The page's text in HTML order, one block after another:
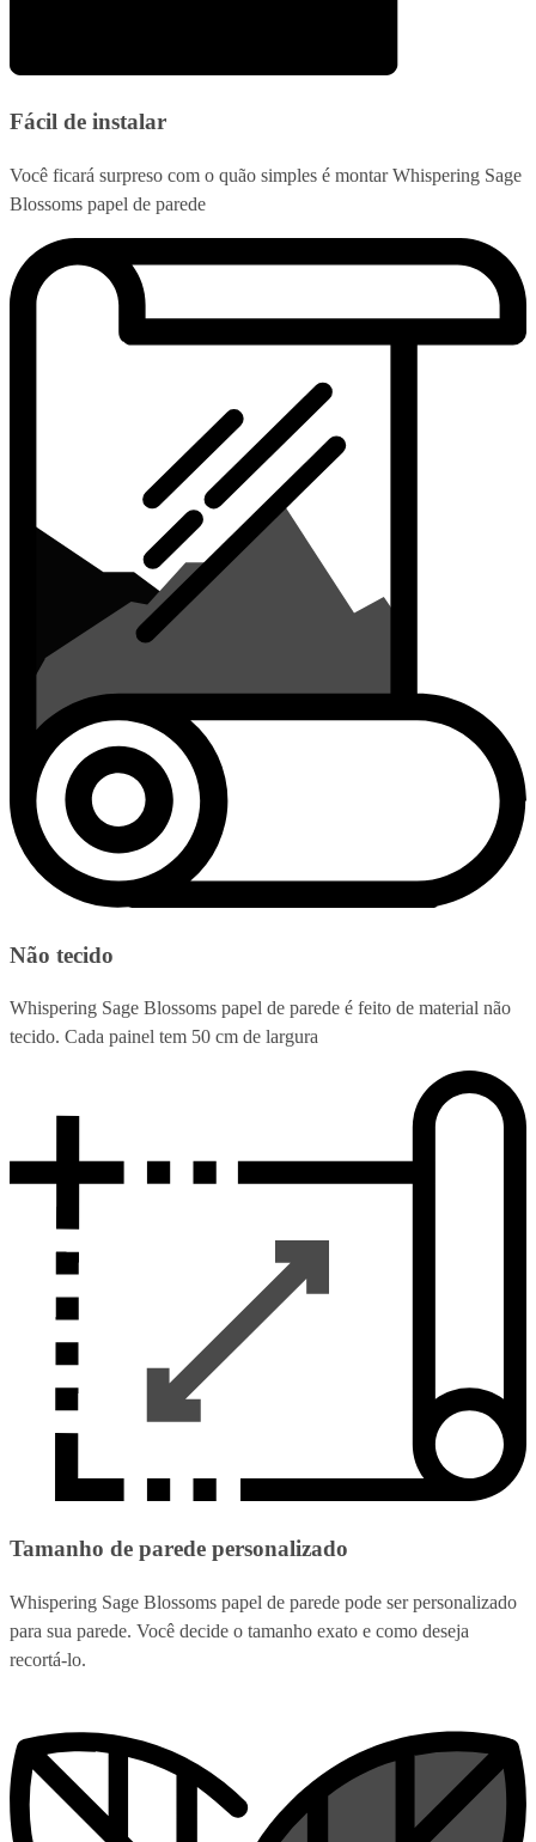
Fácil de instalar
Você ficará surpreso com o quão simples é montar Whispering Sage
Blossoms papel de parede
Não tecido
Whispering Sage Blossoms papel de parede é feito de material não
tecido. Cada painel tem 50 cm de largura
Tamanho de parede personalizado
Whispering Sage Blossoms papel de parede pode ser personalizado
para sua parede. Você decide o tamanho exato e como deseja
recortá-lo.